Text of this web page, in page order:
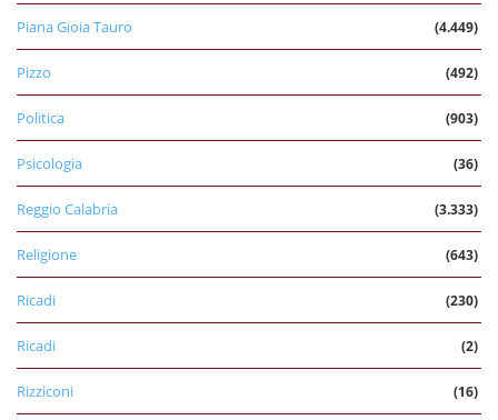
Piana Gioia Tauro (4.449)
Pizzo (492)
Politica (903)
Psicologia (36)
Reggio Calabria (3.333)
Religione (643)
Ricadi (230)
Ricadi (2)
Rizziconi (16)